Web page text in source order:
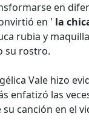
en
en ' la
rubia y
su rostro.
Vale hizo
enfatizó las
canción en el